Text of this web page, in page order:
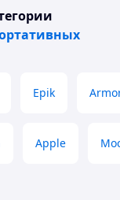
Epik
Apple